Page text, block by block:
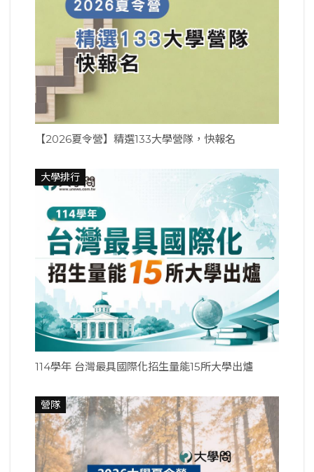
【2026夏令營】精選133大學營隊，快報名
大學排行
114學年 台灣最具國際化招生量能15所大學出爐
營隊